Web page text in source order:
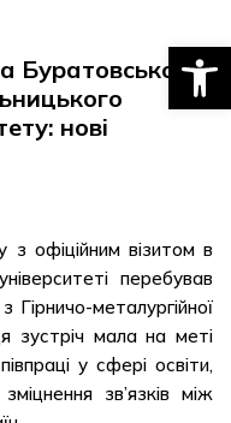
Буратовського
нові
офіційним візитом в
перебував
металургійної
зустріч мала на меті
у сфері освіти,
зв’язків між